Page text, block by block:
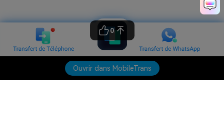
Ouvrir dans MobileTrans
0